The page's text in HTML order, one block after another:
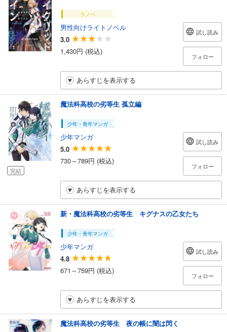
ラノベ
男性向けライトノベル
3.0
1,430円 (税込)
試し読み
フォロー
あらすじを表示する
完結
魔法科高校の劣等生 孤立編
少年・青年マンガ
少年マンガ
5.0
730～789円 (税込)
試し読み
フォロー
あらすじを表示する
新・魔法科高校の劣等生 キグナスの乙女たち
少年・青年マンガ
少年マンガ
4.8
671～759円 (税込)
試し読み
フォロー
あらすじを表示する
魔法科高校の劣等生 夜の帳に闇は閃く